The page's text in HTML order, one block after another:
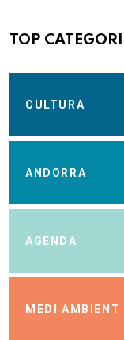
TOP
CULTURA
ANDORRA
AGENDA
MEDI AMBIENT